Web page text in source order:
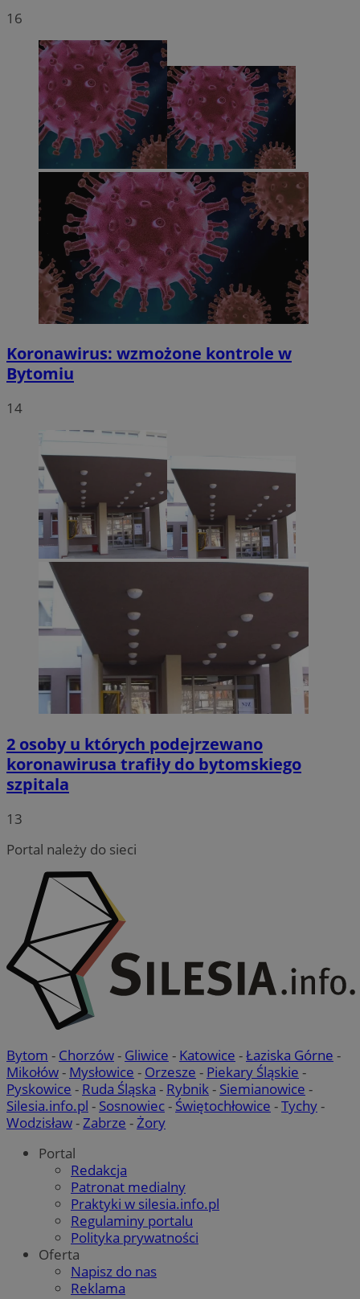
16
Koronawirus: wzmożone kontrole w
Bytomiu
14
2 osoby u których podejrzewano
koronawirusa trafiły do bytomskiego
szpitala
13
Portal należy do sieci
Bytom - Chorzów- Gliwice - Katowice -Łaziska Górne -
Mikołów- Mysłowice - Orzesze - Piekary Śląskie -
Pyskowice - Ruda Śląska - Rybnik- Siemianowice -
Silesia.info.pl - Sosnowiec- Świętochłowice -Tychy-
Wodzisław-Zabrze -Żory
Portal
Redakcja
Patronat medialny
Praktyki w silesia.info.pl
Regulaminy portalu
Polityka prywatności
Oferta
Napisz do nas
Reklama